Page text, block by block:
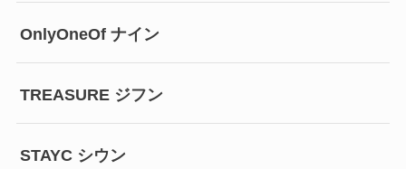
OnlyOneOf ナイン
TREASURE ジフン
STAYC シウン